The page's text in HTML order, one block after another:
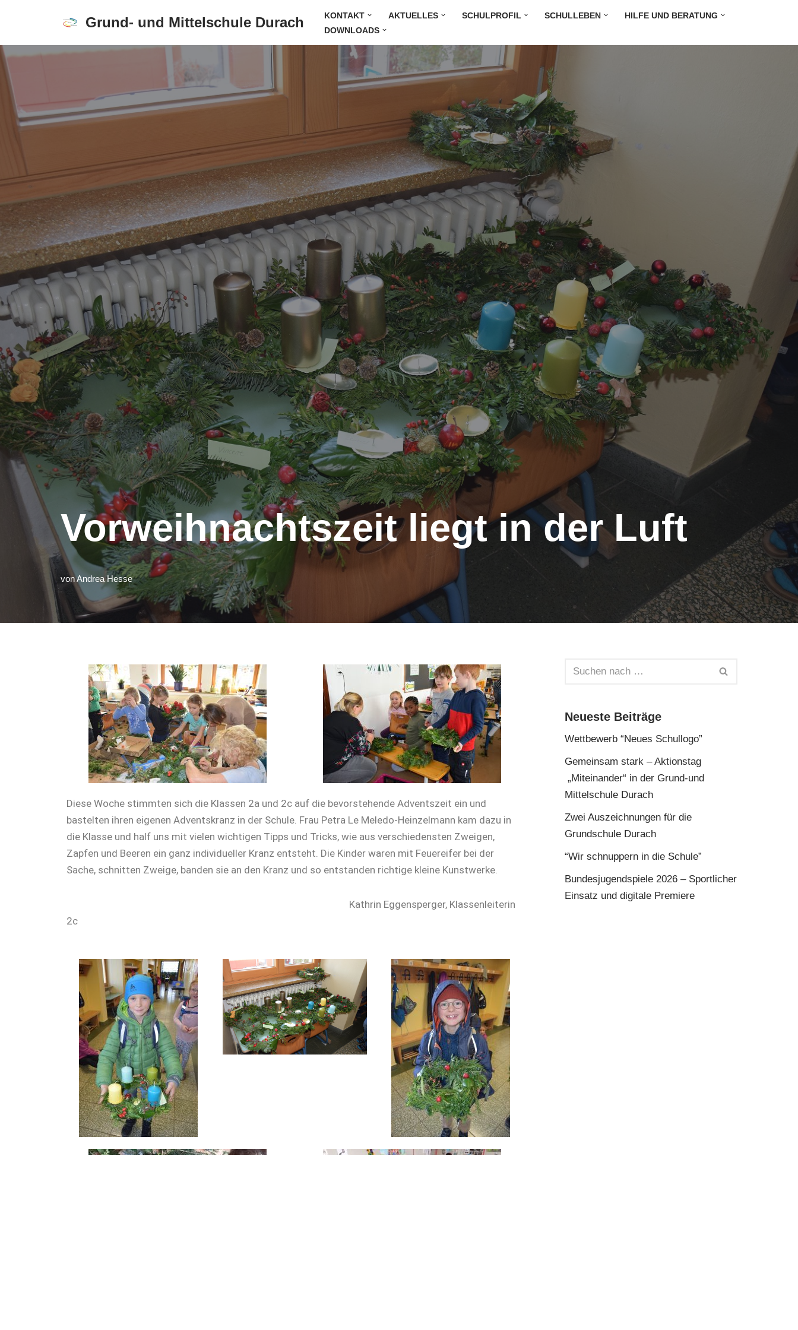
Grund- und Mittelschule Durach KONTAKT AKTUELLES SCHULPROFIL SCHULLEBEN
HILFE UND BERATUNG
DOWNLOADS
Vorweihnachtszeit liegt in der Luft
vonAndrea Hesse
Diese Woche stimmten sich die Klassen 2a und 2c auf die bevorstehende Adventszeit ein und
bastelten ihren eigenen Adventskranz in der Schule. Frau Petra Le Meledo-Heinzelmann kam dazu in
die Klasse und half uns mit vielen wichtigen Tipps und Tricks, wie aus verschiedensten Zweigen,
Zapfen und Beeren ein ganz individueller Kranz entsteht. Die Kinder waren mit Feuereifer bei der
Sache, schnitten Zweige, banden sie an den Kranz und so entstanden richtige kleine Kunstwerke.
Kathrin Eggensperger, Klassenleiterin
2c
Neueste Beiträge
Wettbewerb “Neues Schullogo”
Gemeinsam stark – Aktionstag
„Miteinander“ in der Grund-und
Mittelschule Durach
Zwei Auszeichnungen für die
Grundschule Durach
“Wir schnuppern in die Schule”
Bundesjugendspiele 2026 – Sportlicher
Einsatz und digitale Premiere